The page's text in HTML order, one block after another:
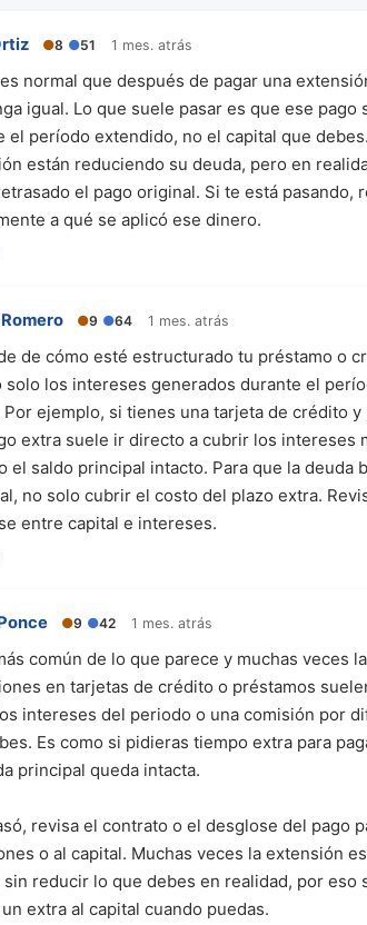
●8 ●51 1 mes. atrás
normal que después de pagar una
igual. Lo que suele pasar es que ese
el período extendido, no el capital que
están reduciendo su deuda, pero en
el pago original. Si te está pasando,
a qué se aplicó ese dinero.
●9 ●64 1 mes. atrás
de cómo esté estructurado tu préstamo o
solo los intereses generados durante el
Por ejemplo, si tienes una tarjeta de crédito
extra suele ir directo a cubrir los intereses
el saldo principal intacto. Para que la deuda
no solo cubrir el costo del plazo extra.
entre capital e intereses.
●9 ●42 1 mes. atrás
común de lo que parece y muchas veces
en tarjetas de crédito o préstamos
intereses del periodo o una comisión por
Es como si pidieras tiempo extra para
principal queda intacta.
revisa el contrato o el desglose del pago
o al capital. Muchas veces la extensión
reducir lo que debes en realidad, por eso
extra al capital cuando puedas.